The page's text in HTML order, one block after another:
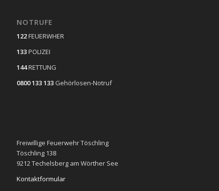
NOTRUFE
122FEUERWHER
133POLIZEI
144RETTUNG
0800 133 133 Gehörlosen-Notruf
Freiwillige Feuerwehr Töschling
Töschling 138
9212 Techelsberg am Wörther See
Kontaktformular